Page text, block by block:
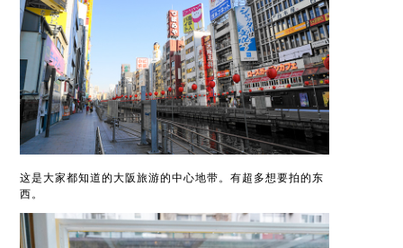
这是大家都知道的大阪旅游的中心地带。有超多想要拍的东
西。